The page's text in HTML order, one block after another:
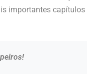
importantes capítulos